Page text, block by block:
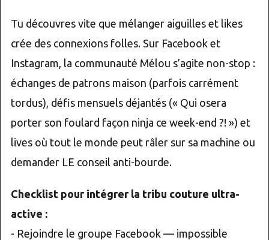
Tu découvres vite que mélanger aiguilles et likes
crée des connexions folles. Sur Facebook et
Instagram, la communauté Mélou s’agite non-stop :
échanges de patrons maison (parfois carrément
tordus), défis mensuels déjantés (« Qui osera
porter son foulard façon ninja ce week-end ?! ») et
lives où tout le monde peut râler sur sa machine ou
demander LE conseil anti-bourde.
Checklist pour intégrer la tribu couture ultra-
active :
- Rejoindre le groupe Facebook — impossible